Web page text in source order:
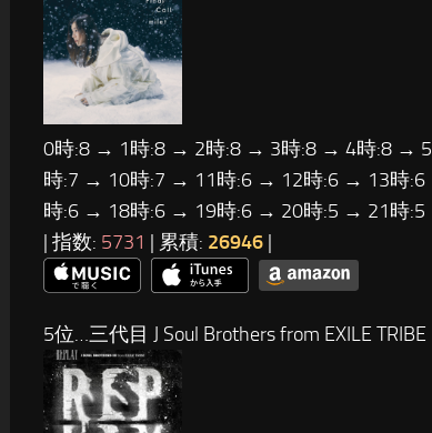
0時:8 → 1時:8 → 2時:8 → 3時:8 → 4時:8 →
時:7 → 10時:7 → 11時:6 → 12時:6 → 13時
時:6 → 18時:6 → 19時:6 → 20時:5 → 21時
| 指数: 5731 | 累積: 26946 |
5位…三代目 J Soul Brothers from EXILE TRIBE